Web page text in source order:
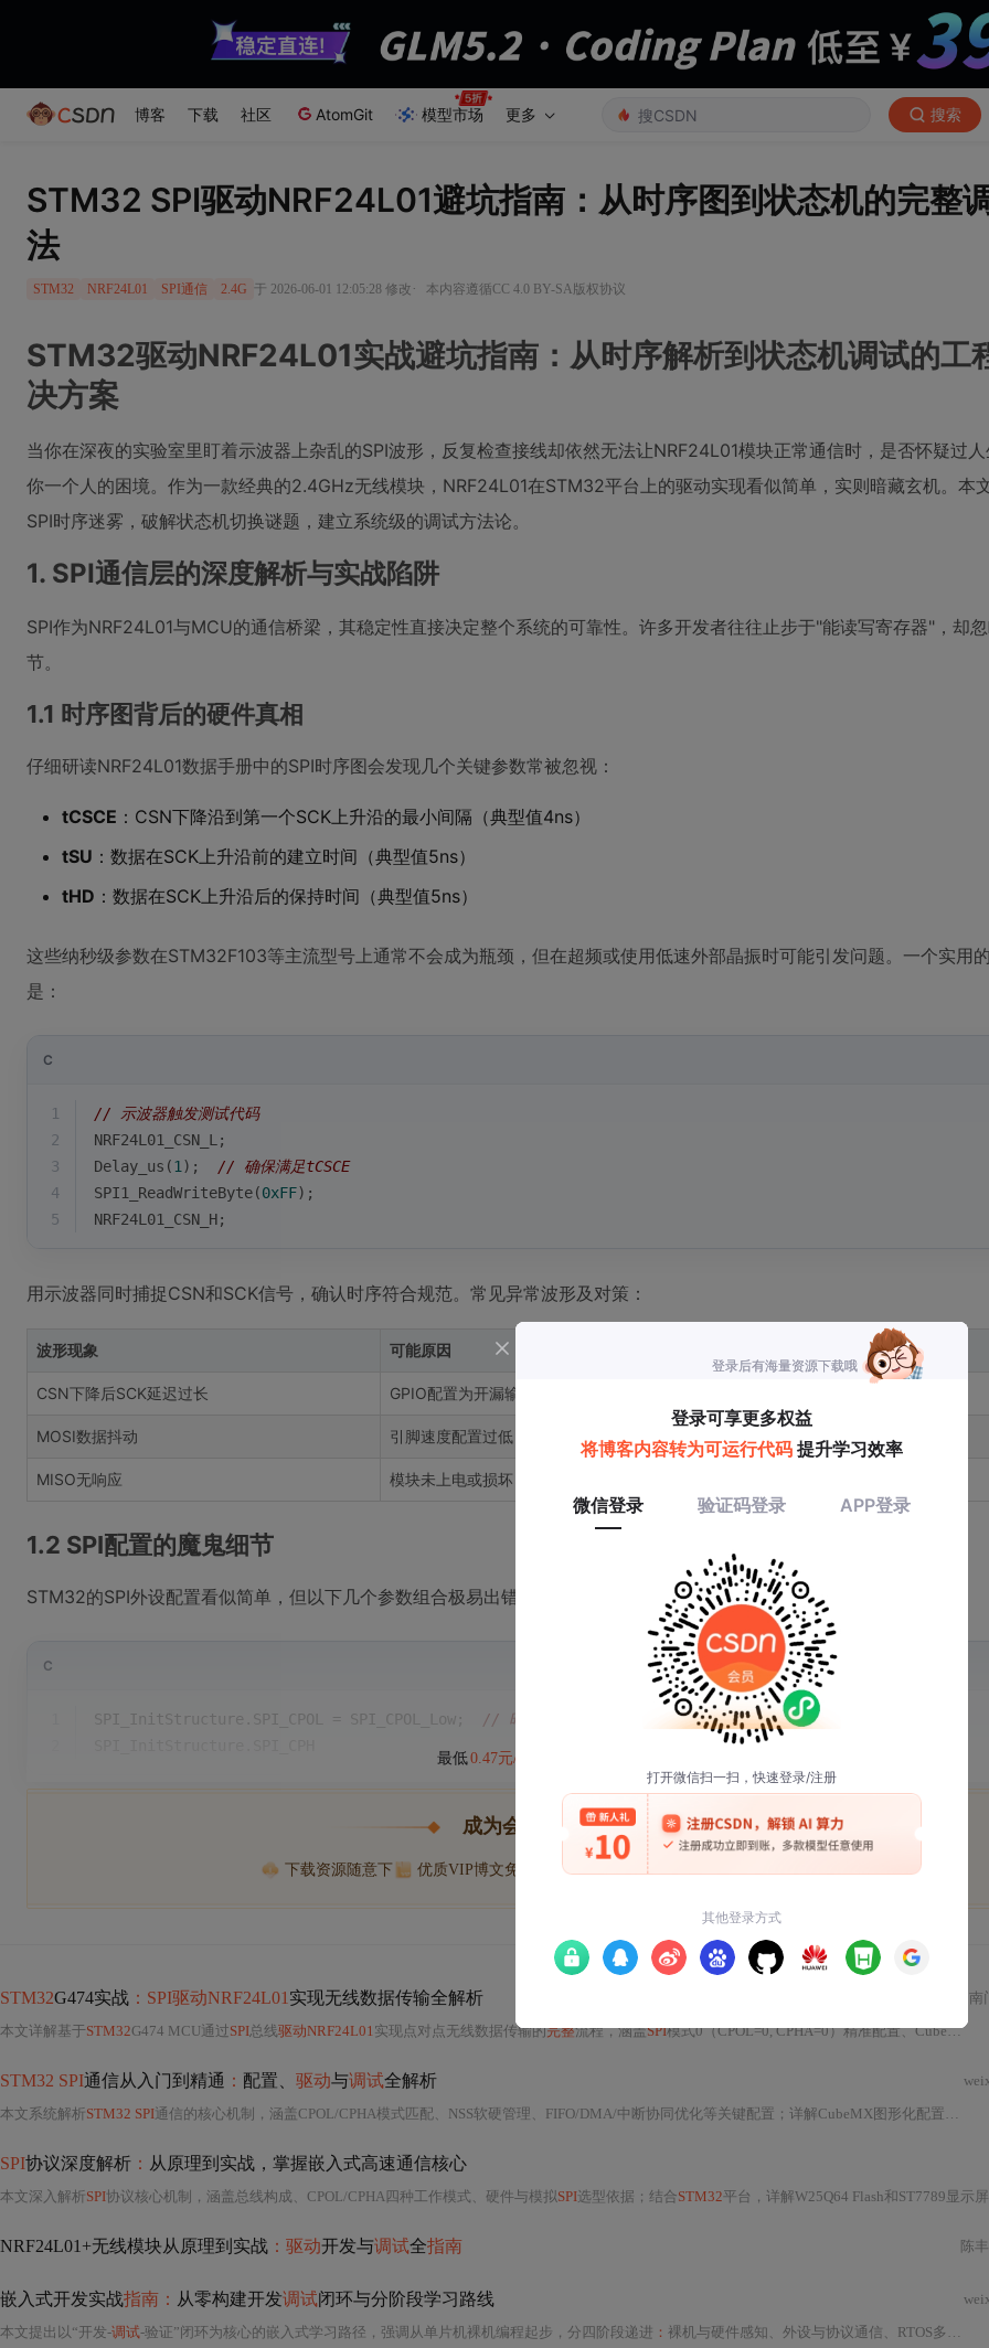
博客 下载 社区 AtomGit 模型市场 更多 搜索
STM32 SPI驱动NRF24L01避坑指南：从时序图到状态机的完整
法
STM32 NRF24L01 SPI通信 2.4G 于 2026-06-01 12:05:28 修改 · 本内容遵循CC 4.0 BY-SA版权协议
STM32驱动NRF24L01实战避坑指南：从时序解析到状态机调试的工
决方案
当你在深夜的实验室里盯着示波器上杂乱的SPI波形，反复检查接线却依然无法让NRF24L01模块正常通信时，是否怀疑过
你一个人的困境。作为一款经典的2.4GHz无线模块，NRF24L01在STM32平台上的驱动实现看似简单，实则暗藏玄机。本
SPI时序迷雾，破解状态机切换谜题，建立系统级的调试方法论。
1. SPI通信层的深度解析与实战陷阱
SPI作为NRF24L01与MCU的通信桥梁，其稳定性直接决定整个系统的可靠性。许多开发者往往止步于"能读写寄存器"，却
节。
1.1 时序图背后的硬件真相
仔细研读NRF24L01数据手册中的SPI时序图会发现几个关键参数常被忽视：
tCSCE ：CSN下降沿到第一个SCK上升沿的最小间隔（典型值4ns）
tSU ：数据在SCK上升沿前的建立时间（典型值5ns）
tHD ：数据在SCK上升沿后的保持时间（典型值5ns）
这些纳秒级参数在STM32F103等主流型号上通常不会成为瓶颈，但在超频或使用低速外部晶振时可能引发问题。一个实用
是：
C
1
// 示波器触发测试代码
2
NRF24L01_CSN_L;
3
Delay_us(1 ); // 确保满足tCSCE
4
SPI1_ReadWriteByte(0xFF);
5
NRF24L01_CSN_H;
用示波器同时捕捉CSN和SCK信号，确认时序符合规范。常见异常波形及对策：
波形现象 可能原因
CSN下降后SCK延迟过长 GPIO配置为开漏输出
MOSI数据抖动 引脚速度配置过低 GPIO设置为50MHz高速模式
MISO无响应 模块未上电或损坏
1.2 SPI配置的魔鬼细节
STM32的SPI外设配置看似简单，但以下几个参数组合极易出错：
C
SPI_InitStructure.SPI_CPOL = SPI_CPOL_Low;
// 时钟极性
最低0.47元/天
成为会员后, 你将解锁
下载资源随意下 优质VIP博文免费学 优质文库回答免费看 付费资源9折优惠
STM32G474实战 ：SPI驱动NRF24L01 实现无线数据传输全解析
本文详解基于STM32G474 MCU通过SPI总线驱动NRF24L01实现点对点无线数据传输的完整流程，涵盖SPI模式0（CPOL=0, CPHA=0）精准配置、CubeMX工程搭建、硬件连接要点、寄存器级
南
STM32 SPI通信从入门到精通 ： 配置、 驱动与调试全解析
本文系统解析STM32 SPI通信的核心机制，涵盖CPOL/CPHA模式匹配、NSS软硬管理、FIFO/DMA/中断协同优化等关键配置；详解CubeMX图形化配置要点、HAL/LL库
SPI协议深度解析 ： 从原理到实战，掌握嵌入式高速通信核心
本文深入解析SPI协议核心机制，涵盖总线构成、CPOL/CPHA四种工作模式、硬件与模拟SPI选型依据；结合STM32平台，详解W25Q64 Flash和ST7789显示屏
NRF24L01+无线模块从原理到实战 ：驱动开发与调试全指南 陈
嵌入式开发实战指南： 从零构建开发调试闭环与分阶段学习路线
本文提出以“开发-调试-验证”闭环为核心的嵌入式学习路径，强调从单片机裸机编程起步，分四阶段递进 ： 裸机与硬件感知、外设与协议通信、RTOS多任务开发、Linux